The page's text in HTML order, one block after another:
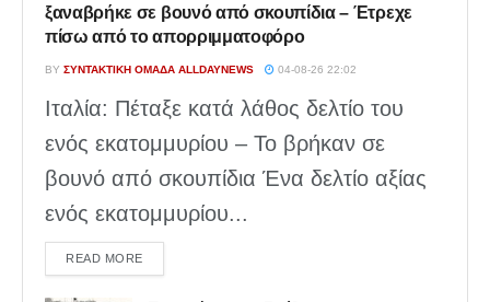
ξαναβρήκε σε βουνό από σκουπίδια – Έτρεχε
πίσω από το απορριμματοφόρο
BY ΣΥΝΤΑΚΤΙΚΉ ΟΜΆΔΑ ALLDAYNEWS 04-08-26 22:02
Ιταλία: Πέταξε κατά λάθος δελτίο του
ενός εκατομμυρίου – Το βρήκαν σε
βουνό από σκουπίδια Ένα δελτίο αξίας
ενός εκατομμυρίου...
READ MOREDETAILS